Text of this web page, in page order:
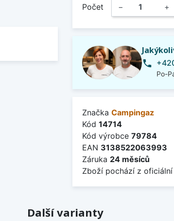
Počet − +
phone
Po-
Značka Campingaz
Kód 14714
Kód výrobce 79784
EAN 3138522063993
Záruka 24 měsíců
Zboží pochází z
Další varianty